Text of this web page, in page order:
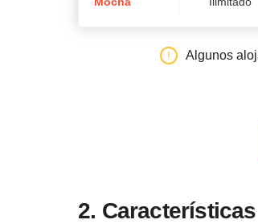
Algunos
2. Características